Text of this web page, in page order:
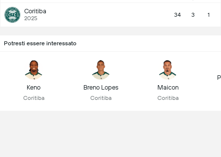
Coritiba
2025 34 3 1
Potresti essere interessato
Keno
Coritiba
Breno Lopes
Coritiba
Maicon
Coritiba